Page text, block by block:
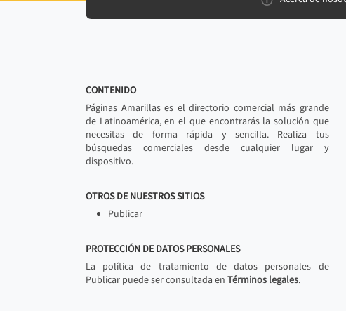
CONTENIDO
Páginas Amarillas es el directorio comercial más grande
de Latinoamérica, en el que encontrarás la solución que
necesitas de forma rápida y sencilla. Realiza tus
búsquedas comerciales desde cualquier lugar y
dispositivo.
OTROS DE NUESTROS SITIOS
Publicar
PROTECCIÓN DE DATOS PERSONALES
La política de tratamiento de datos personales de
Publicar puede ser consultada en Términos legales.